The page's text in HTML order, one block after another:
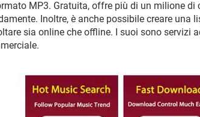
MP3. Gratuita, offre più di un milione di
Inoltre, è anche possibile creare una
sia online che offline. I suoi sono servizi